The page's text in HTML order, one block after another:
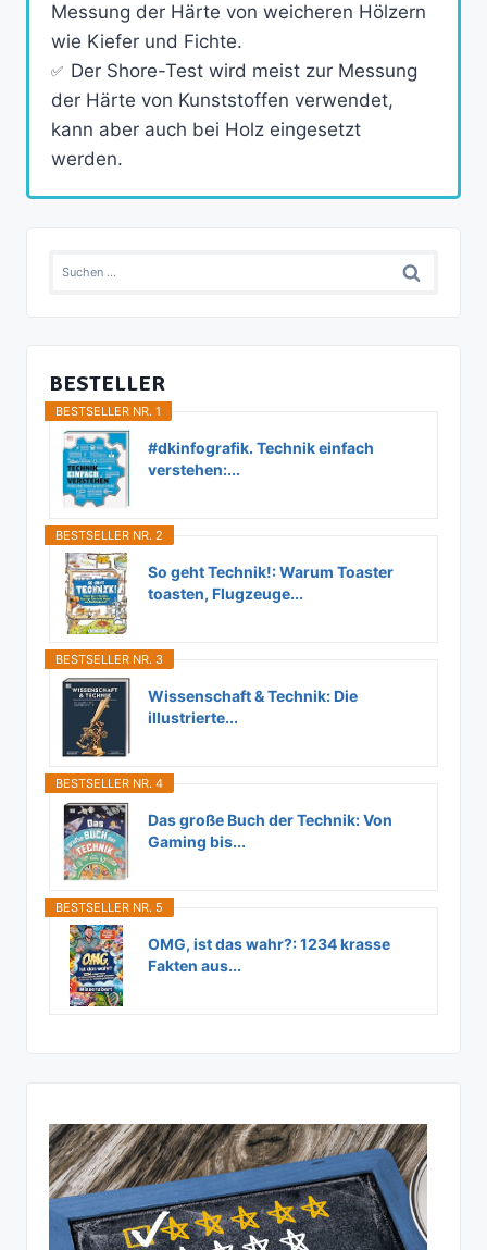
Messung der Härte von weicheren Hölzern
wie Kiefer und Fichte.
Der Shore-Test wird meist zur Messung
der Härte von Kunststoffen verwendet,
kann aber auch bei Holz eingesetzt
werden.
Suchen
BESTELLER
BESTSELLER NR. 1
#dkinfografik. Technik einfach
verstehen:...
BESTSELLER NR. 2
So geht Technik!: Warum Toaster
toasten, Flugzeuge...
BESTSELLER NR. 3
Wissenschaft & Technik: Die
illustrierte...
BESTSELLER NR. 4
Das große Buch der Technik: Von
Gaming bis...
BESTSELLER NR. 5
OMG, ist das wahr?: 1234 krasse
Fakten aus...